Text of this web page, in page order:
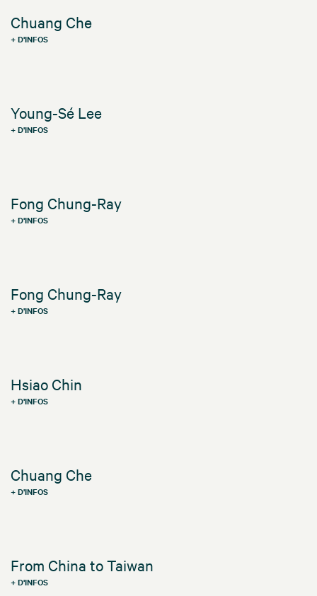
Chuang Che
+ D'INFOS
Young-Sé Lee
+ D'INFOS
Fong Chung-Ray
+ D'INFOS
Fong Chung-Ray
+ D'INFOS
Hsiao Chin
+ D'INFOS
Chuang Che
+ D'INFOS
From China to Taiwan
+ D'INFOS